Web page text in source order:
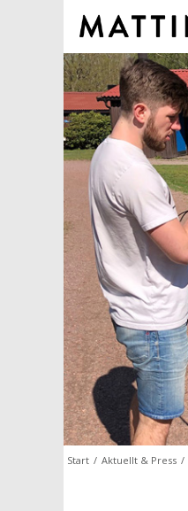
Start / Aktuellt & Press /